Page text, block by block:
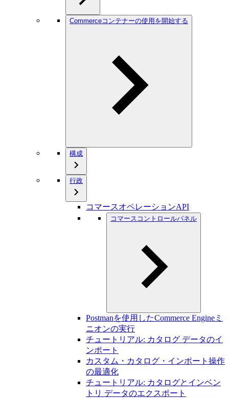
Commerceコンテナーの使用を開始する
構成
行政
コマースオペレーションAPI
コマースコントロールパネル
Postmanを使用したCommerce Engineミ
ニオンの実行
チュートリアル: カタログ データのイ
ンポート
カスタム・カタログ・インポート操作
の最適化
チュートリアル: カタログとインベン
トリ データのエクスポート